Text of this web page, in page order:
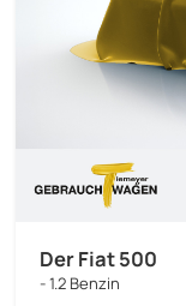
Der Fiat 500
- 1.2 Benzin